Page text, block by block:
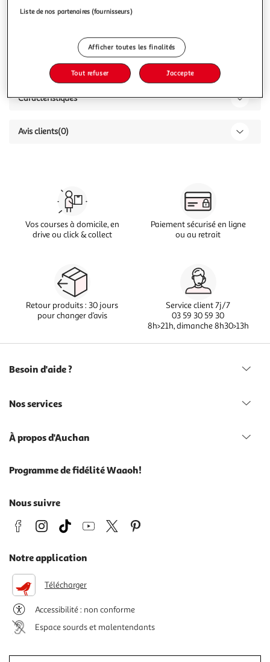
Description
Caractéristiques
Avis clients(0)
Vos courses à domicile, en
drive ou click & collect
Paiement sécurisé en ligne
ou au retrait
Retour produits : 30 jours
pour changer d’avis
Service client 7j/7
03 59 30 59 30
8h>21h, dimanche 8h30>13h
Besoin d'aide ?
Nos services
À propos d'Auchan
Programme de fidélité Waaoh!
Nous suivre
Notre application
Télécharger
Accessibilité : non conforme
Espace sourds et malentendants
Liste de nos partenaires (fournisseurs)
Afficher toutes les finalités
Tout refuser J'accepte